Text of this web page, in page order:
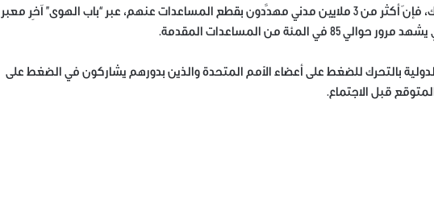
وفي حال نجحت روسيا في ذلك، فإنّ أكثر من 3 ملايين مدني مهدَّدون بقطع المساعدات عنهم، عبر “باب الهوى” آخِر معبر
المئة من المساعدات المقدمة.
بالتحرك للضغط على أعضاء الأمم المتحدة والذين بدورهم يشاركون في الضغط على
قبل الاجتماع.